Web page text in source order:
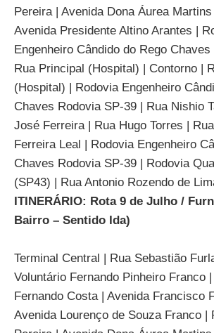
Pereira | Avenida Dona Áurea
Avenida Presidente Altino Arantes |
Engenheiro Cândido do Rego
Rua Principal (Hospital) | Contorno |
(Hospital) | Rodovia Engenheiro
Chaves Rodovia SP-39 | Rua Nishio
José Ferreira | Rua Hugo Torres |
Ferreira Leal | Rodovia Engenheiro
Chaves Rodovia SP-39 | Rodovia
(SP43) | Rua Antonio Rozendo de
ITINERÁRIO: Rota 9 de Julho /
Bairro – Sentido Ida)
Terminal Central | Rua Sebastião
Voluntário Fernando Pinheiro Franco
Fernando Costa | Avenida Francisco
Avenida Lourenço de Souza Franco |